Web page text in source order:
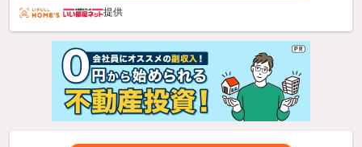
提供